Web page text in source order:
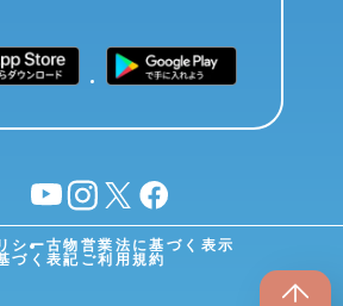
YouTubeinstagram
X facebook
シー古物営業法に基づく表示
づく表記 ご利用規約